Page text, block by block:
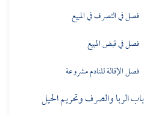
فصل في التصرف في المبيع
فصل في قبض المبيع
فصل الإقالة للنادم مشروعة
باب الربا والصرف وتحريم الحيل